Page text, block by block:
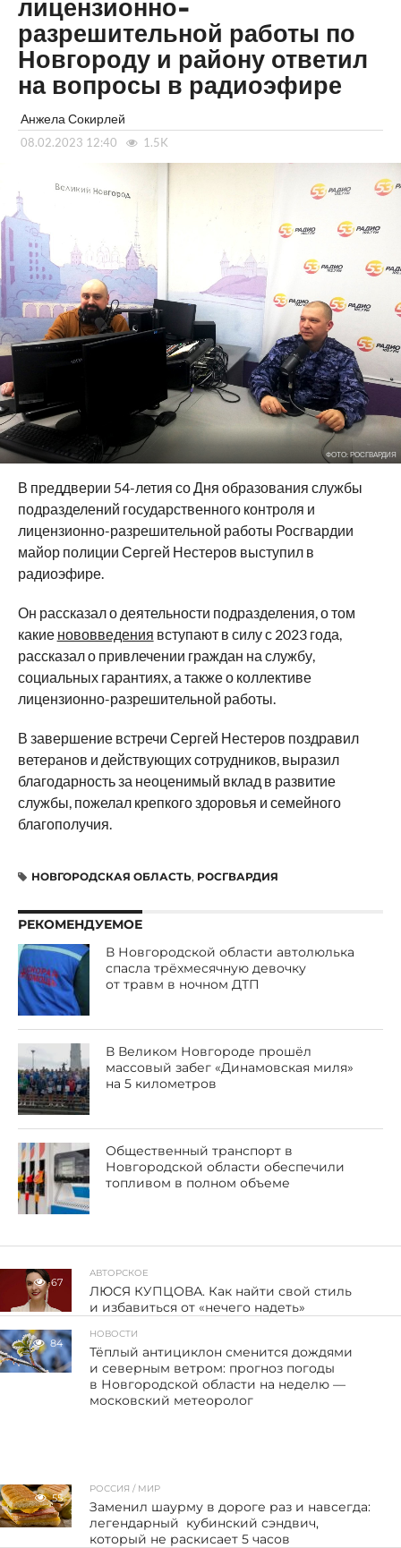
лицензионно-
разрешительной работы по
Новгороду и району ответил
на вопросы в радиоэфире
Анжела Сокирлей
08.02.2023 12:40 1.5K
ФОТО: РОСГВАРДИЯ
В преддверии 54-летия со Дня образования службы
подразделений государственного контроля и
лицензионно-разрешительной работы Росгвардии
майор полиции Сергей Нестеров выступил в
радиоэфире.
Он рассказал о деятельности подразделения, о том
какие нововведения вступают в силу с 2023 года,
рассказал о привлечении граждан на службу,
социальных гарантиях, а также о коллективе
лицензионно-разрешительной работы.
В завершение встречи Сергей Нестеров поздравил
ветеранов и действующих сотрудников, выразил
благодарность за неоценимый вклад в развитие
службы, пожелал крепкого здоровья и семейного
благополучия.
НОВГОРОДСКАЯ ОБЛАСТЬ, РОСГВАРДИЯ
РЕКОМЕНДУЕМОЕ
В Новгородской области автолюлька
спасла трёхмесячную девочку
от травм в ночном ДТП
В Великом Новгороде прошёл
массовый забег «Динамовская миля»
на 5 километров
Общественный транспорт в
Новгородской области обеспечили
топливом в полном объеме
67
АВТОРСКОЕ
ЛЮСЯ КУПЦОВА. Как найти свой стиль
и избавиться от «нечего надеть»
84
НОВОСТИ
Тёплый антициклон сменится дождями
и северным ветром: прогноз погоды
в Новгородской области на неделю —
московский метеоролог
55
РОССИЯ / МИР
Заменил шаурму в дороге раз и навсегда:
легендарный кубинский сэндвич,
который не раскисает 5 часов